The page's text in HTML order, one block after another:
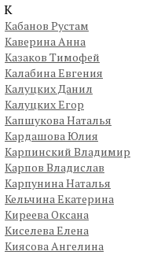
К
Кабанов Рустам
Каверина Анна
Казаков Тимофей
Калабина Евгения
Калуцких Данил
Калуцких Егор
Капшукова Наталья
Кардашова Юлия
Карпинский Владимир
Карпов Владислав
Карпунина Наталья
Кельчина Екатерина
Киреева Оксана
Киселева Елена
Киясова Ангелина